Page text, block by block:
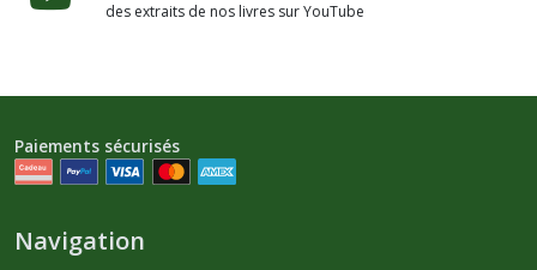
des extraits de nos livres sur YouTube
Paiements sécurisés
Navigation